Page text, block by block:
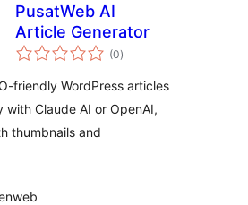
PusatWeb AI
Article Generator
(0avaliações
totais
)
friendly WordPress articles
with Claude AI or OpenAI,
thumbnails and